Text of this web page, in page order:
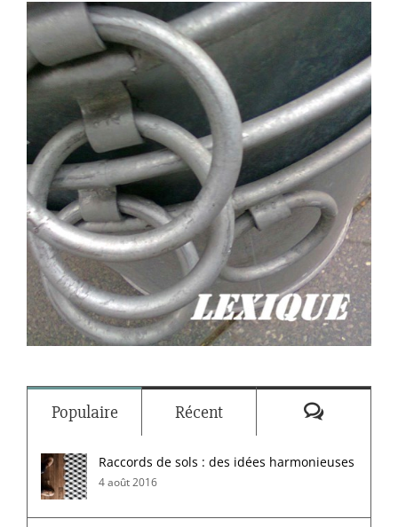
Populaire Récent
Raccords de sols : des idées harmonieuses
4 août 2016